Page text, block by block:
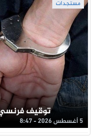
مستجدات
توقيف
5 أغسطس 2026 - 8:47